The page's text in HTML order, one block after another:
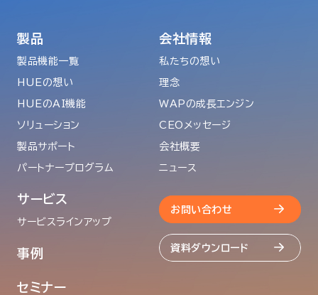
製品
製品機能一覧
HUEの想い
HUEのAI機能
ソリューション
製品サポート
パートナープログラム
サービス
サービスラインアップ
事例
セミナー
会社情報
私たちの想い
理念
WAPの成長エンジン
CEOメッセージ
会社概要
ニュース
お問い合わせ
資料ダウンロード